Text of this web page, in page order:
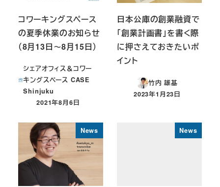
コワーキングスペース
の夏季休業のお知らせ
（8月13日～8月15日）
シェアオフィス＆コワー
キングスペース CASE
Shinjuku
投稿日
2021年8月6日
日本公庫の創業融資で
「創業計画書」を書く際
に押さえておきたいポ
イント
竹内 雄基
投稿日
2023年1月23日
News News